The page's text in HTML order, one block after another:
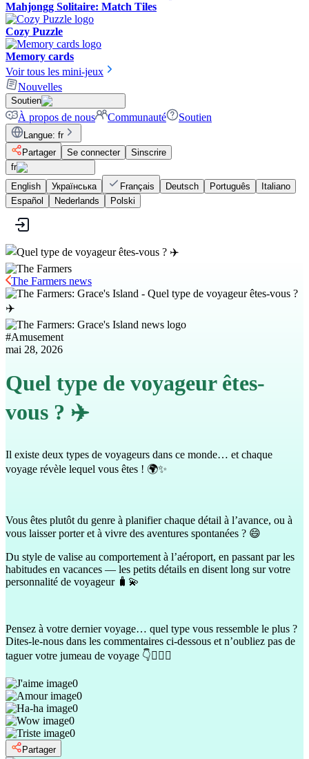
Mahjongg Solitaire: Match Tiles
Cozy Puzzle
Memory cards
Voir tous les mini-jeux
Nouvelles
Soutien
À propos de nous Communauté Soutien
Langue: fr
Partager
Se connecter
Sinscrire
fr
English
Українська Français Deutsch Português
Italiano
Español
Nederlands Polski
The Farmers news
#Amusement
mai 28, 2026
Quel type de voyageur êtes-
vous ? ✈️
Il existe deux types de voyageurs dans ce monde… et chaque
voyage révèle lequel vous êtes ! 🌍✨
Vous êtes plutôt du genre à planifier chaque détail à l’avance, ou à
vous laisser porter et à vivre des aventures spontanées ? 😄
Du style de valise au comportement à l’aéroport, en passant par les
habitudes en vacances — les petits détails en disent long sur votre
personnalité de voyageur 🧳💫
Pensez à votre dernier voyage… quel type vous ressemble le plus ?
Dites-le-nous dans les commentaires ci-dessous et n’oubliez pas de
taguer votre jumeau de voyage 👇👯‍♂️✨
0
0
0
0
0
Partager